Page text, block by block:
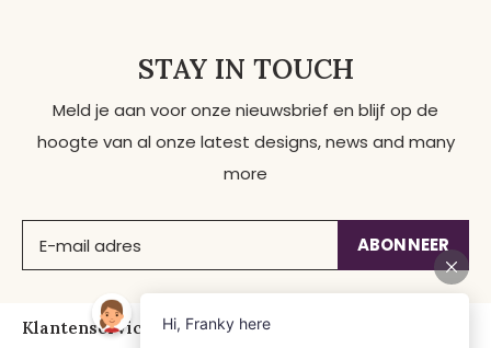
STAY IN TOUCH
Meld je aan voor onze nieuwsbrief en blijf op de
hoogte van al onze latest designs, news and many
more
ABONNEER
Klantenservice